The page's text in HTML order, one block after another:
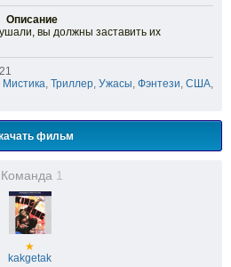
Описание
вы должны заставить их
Мистика, Триллер, Ужасы, Фэнтези, США,
фильм
Команда 1
★
kakgetak